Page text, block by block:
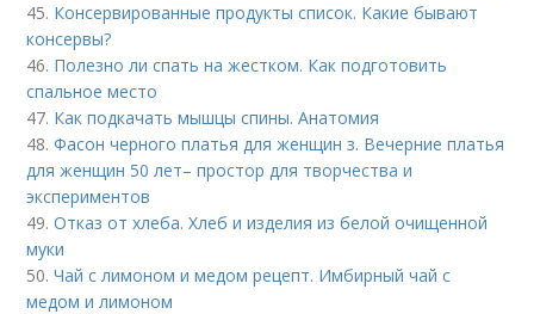
45. Консервированные продукты список. Какие бывают
консервы?
46. Полезно ли спать на жестком. Как подготовить
спальное место
47. Как подкачать мышцы спины. Анатомия
48.Фасон черного платья для женщин з. Вечерние платья
для женщин 50 лет– простор для творчества и
экспериментов
49.Отказ от хлеба. Хлеб и изделия из белой очищенной
муки
50.Чай с лимоном и медом рецепт. Имбирный чай с
медом и лимоном